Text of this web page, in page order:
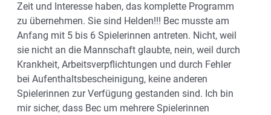
Zeit und Interesse haben, das komplette Programm
zu übernehmen. Sie sind Helden!!! Bec musste am
Anfang mit 5 bis 6 Spielerinnen antreten. Nicht, weil
sie nicht an die Mannschaft glaubte, nein, weil durch
Krankheit, Arbeitsverpflichtungen und durch Fehler
bei Aufenthaltsbescheinigung, keine anderen
Spielerinnen zur Verfügung gestanden sind. Ich bin
mir sicher, dass Bec um mehrere Spielerinnen